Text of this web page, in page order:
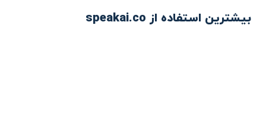
بیشترین استفاده از speakai.co